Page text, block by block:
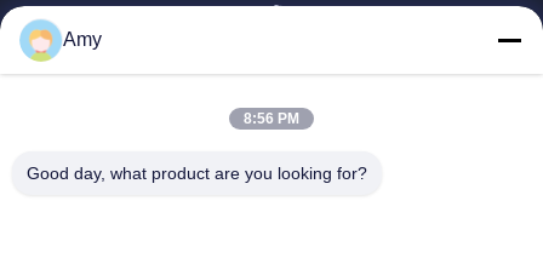
ทัวร์โรงงาน
ควบคุมคุณภาพ
Amy
8:56 PM
Good day, what product are you looking for?